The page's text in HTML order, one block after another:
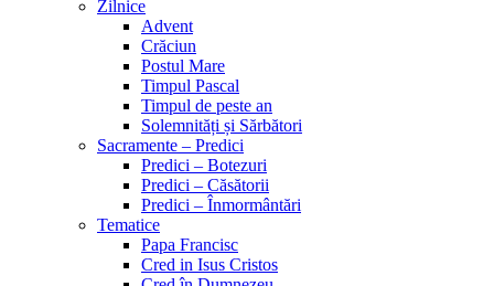
Zilnice
Advent
Crăciun
Postul Mare
Timpul Pascal
Timpul de peste an
Solemnități și Sărbători
Sacramente – Predici
Predici – Botezuri
Predici – Căsătorii
Predici – Înmormântări
Tematice
Papa Francisc
Cred in Isus Cristos